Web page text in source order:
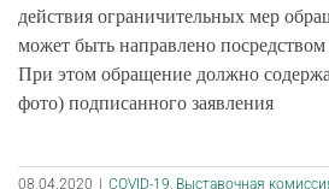
действия ограничительных мер
может быть направлено
При этом обращение должно
фото) подписанного заявления
08.04.2020 COVID-19, Выставочная